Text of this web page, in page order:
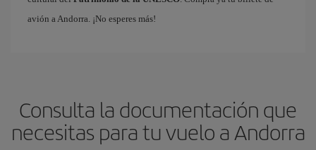
avión a Andorra. ¡No esperes más!
Consulta la documentación que
necesitas para tu vuelo a Andorra